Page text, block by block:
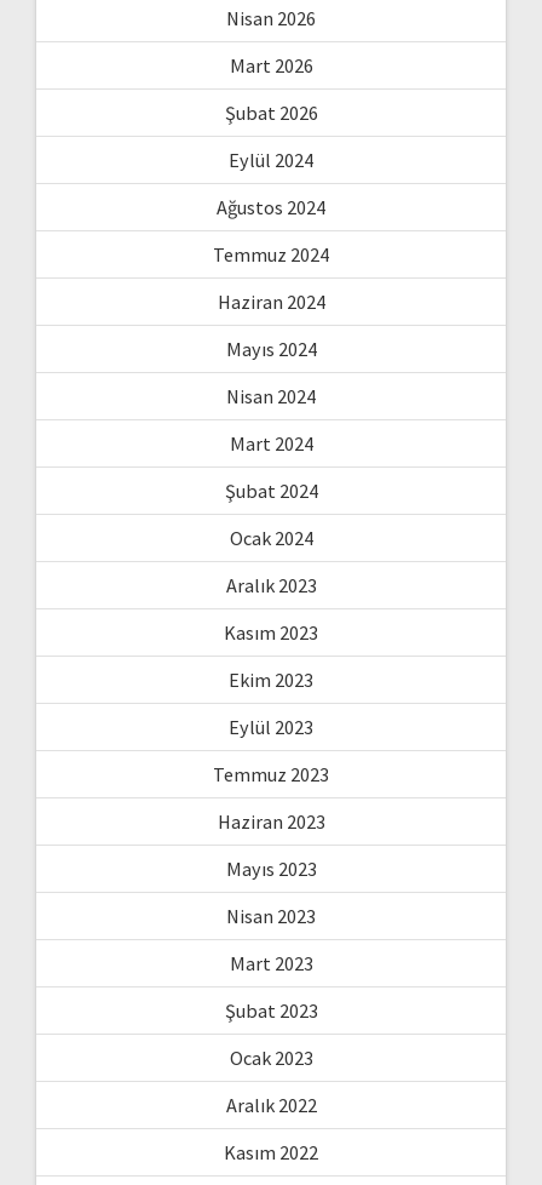
Nisan 2026
Mart 2026
Şubat 2026
Eylül 2024
Ağustos 2024
Temmuz 2024
Haziran 2024
Mayıs 2024
Nisan 2024
Mart 2024
Şubat 2024
Ocak 2024
Aralık 2023
Kasım 2023
Ekim 2023
Eylül 2023
Temmuz 2023
Haziran 2023
Mayıs 2023
Nisan 2023
Mart 2023
Şubat 2023
Ocak 2023
Aralık 2022
Kasım 2022